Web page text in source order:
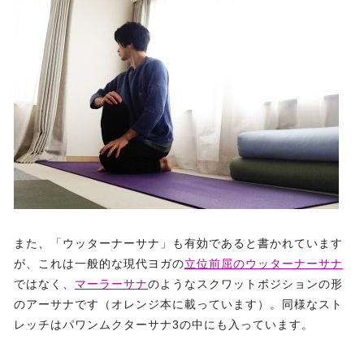
また、「ウッターナーサナ」も有効であると書かれています
が、これは一般的な現代ヨガの立位前屈のウッターナーサナ
ではなく、 マーラーサナのようなスクワットポジションの形
のアーサナです（オレンジ本に載っています）。同様なスト
レッチはパワンムクターサナ3の中にも入っています。